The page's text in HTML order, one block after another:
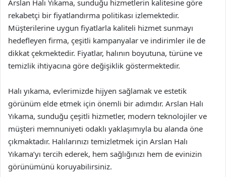
Arslan Halı Yıkama, sunduğu hizmetlerin kalitesine göre
rekabetçi bir fiyatlandırma politikası izlemektedir.
Müşterilerine uygun fiyatlarla kaliteli hizmet sunmayı
hedefleyen firma, çeşitli kampanyalar ve indirimler ile de
dikkat çekmektedir. Fiyatlar, halının boyutuna, türüne ve
temizlik ihtiyacına göre değişiklik göstermektedir.
Halı yıkama, evlerimizde hijyen sağlamak ve estetik
görünüm elde etmek için önemli bir adımdır. Arslan Halı
Yıkama, sunduğu çeşitli hizmetler, modern teknolojiler ve
müşteri memnuniyeti odaklı yaklaşımıyla bu alanda öne
çıkmaktadır. Halılarınızı temizletmek için Arslan Halı
Yıkama’yı tercih ederek, hem sağlığınızı hem de evinizin
görünümünü koruyabilirsiniz.